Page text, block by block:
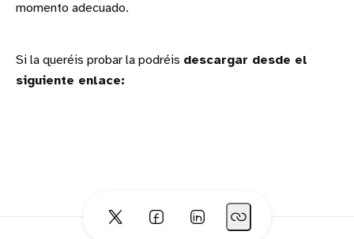
momento adecuado.
Si la queréis probar la podréis descargar desde el
siguiente enlace: